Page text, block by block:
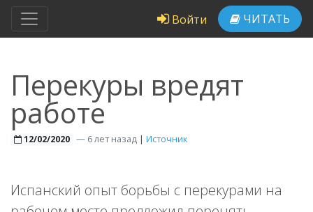
Войти ЧИТАТЬ
Перекуры вредят
работе
12/02/2020 —6 лет назад | Источник
Испанский опыт борьбы с перекурами на